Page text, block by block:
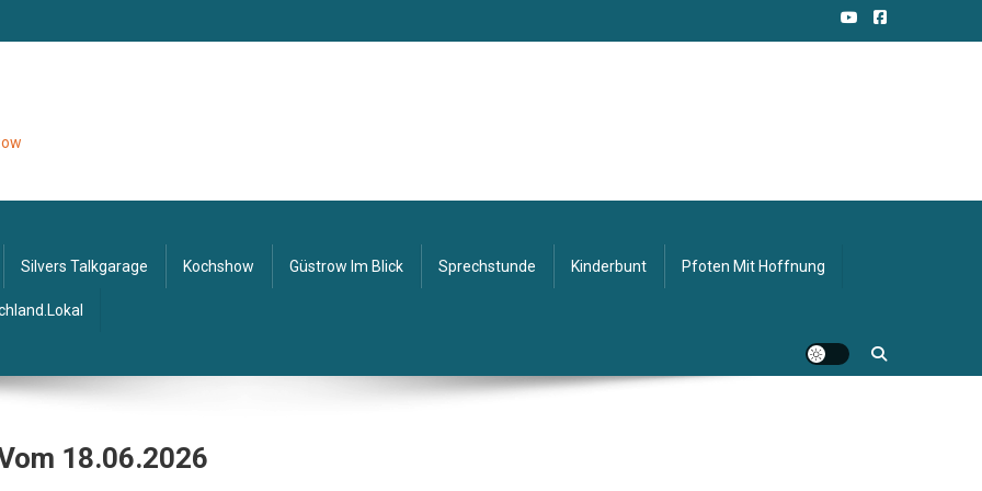
Silvers Talkgarage Kochshow Güstrow Im Blick Sprechstunde Kinderbunt Pfoten Mit Hoffnung
18.06.2026